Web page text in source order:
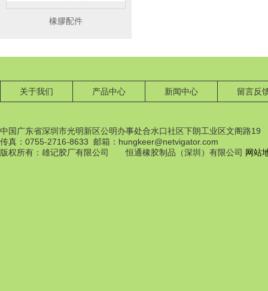
橡膠配件
橡膠配件
关于我们 产品中心 新闻中心 留言反
中国广东省深圳市光明新区公明办事处合水口社区下朗工业区文阁路19
传真：0755-2716-8633 邮箱：hungkeer@netvigator.com
版权所有：雄记胶厂有限公司 恒通橡胶制品（深圳）有限公司 网站